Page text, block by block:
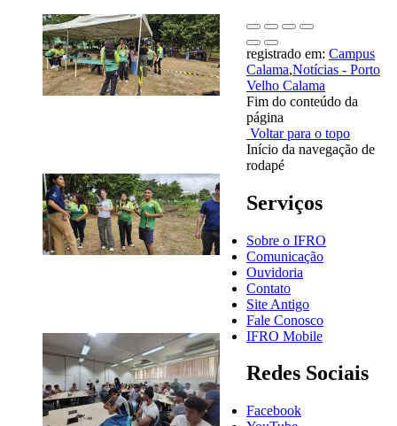
registrado em: Campus
Calama,Notícias - Porto
Velho Calama
Fim do conteúdo da
página
Voltar para o topo
Início da navegação de
rodapé
Serviços
Sobre o IFRO
Comunicação
Ouvidoria
Contato
Site Antigo
Fale Conosco
IFRO Mobile
Redes Sociais
Facebook